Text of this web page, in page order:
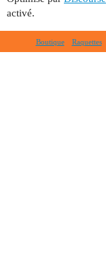
activé.
Boutique Raquettes